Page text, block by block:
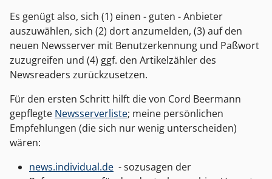
Es genügt also, sich (1) einen - guten - Anbieter
auszuwählen, sich (2) dort anzumelden, (3) auf den
neuen Newsserver mit Benutzerkennung und Paßwort
zuzugreifen und (4) ggf. den Artikelzähler des
Newsreaders zurückzusetzen.
Für den ersten Schritt hilft die von Cord Beermann
gepflegte Newsserverliste; meine persönlichen
Empfehlungen (die sich nur wenig unterscheiden)
wären:
news.individual.de - sozusagen der